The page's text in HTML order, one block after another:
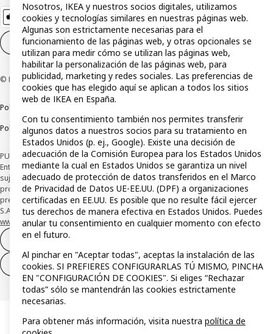
Configuración de cookies ES
© Inter IKEA Systems B.V 1999-2026
Política de privacidad Política de cookies
Política de divulgación responsable
PUBLICIDAD: *Financiación a través de la tarjeta IKEA VISA emitida por la
Entidad de Pago híbrida CaixaBank Payments & Consumer, E.F.C., E.P., S.A.U., y
sujeta a su organización. La entidad ha escogido como sistema de
protección de los fondos recibidos de usuarios de servicios de pago que
presta su depósito en una cuenta bancaria separada abierta en CaixaBank,
S.A. Conoce más acerca de las formas de pago de tu tarjeta aquí:
www.caixabankpc.com/es/productos. ​
Desistimiento del contrato
Desistimiento de solo servicios
Nosotros, IKEA y nuestros socios digitales, utilizamos
cookies y tecnologías similares en nuestras páginas web.
Algunas son estrictamente necesarias para el
funcionamiento de las páginas web, y otras opcionales se
utilizan para medir cómo se utilizan las páginas web,
habilitar la personalización de las páginas web, para
publicidad, marketing y redes sociales. Las preferencias de
cookies que has elegido aquí se aplican a todos los sitios
web de IKEA en España.
Con tu consentimiento también nos permites transferir
algunos datos a nuestros socios para su tratamiento en
Estados Unidos (p. ej., Google). Existe una decisión de
adecuación de la Comisión Europea para los Estados Unidos
mediante la cual en Estados Unidos se garantiza un nivel
adecuado de protección de datos transferidos en el Marco
de Privacidad de Datos UE-EE.UU. (DPF) a organizaciones
certificadas en EE.UU. Es posible que no resulte fácil ejercer
tus derechos de manera efectiva en Estados Unidos. Puedes
anular tu consentimiento en cualquier momento con efecto
en el futuro.
Al pinchar en "Aceptar todas", aceptas la instalación de las
cookies. SI PREFIERES CONFIGURARLAS TÚ MISMO, PINCHA
EN "CONFIGURACIÓN DE COOKIES". Si eliges “Rechazar
todas” sólo se mantendrán las cookies estrictamente
necesarias.
Para obtener más información, visita nuestra política de